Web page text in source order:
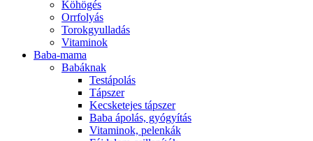
Köhögés
Orrfolyás
Torokgyulladás
Vitaminok
Baba-mama
Babáknak
Testápolás
Tápszer
Kecsketejes tápszer
Baba ápolás, gyógyítás
Vitaminok, pelenkák